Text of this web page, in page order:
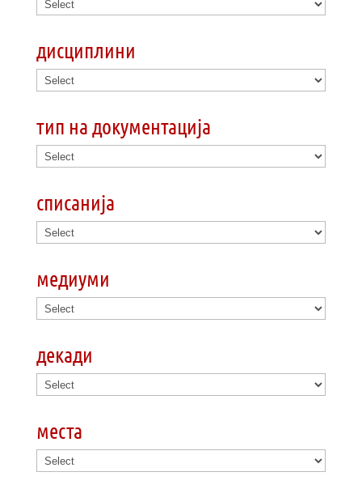
дисциплини
тип на документација
списанија
медиуми
декади
места